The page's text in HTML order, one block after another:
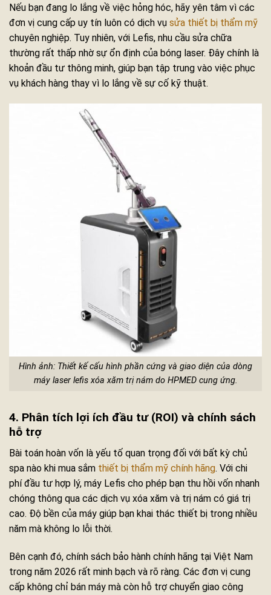
Nếu bạn đang lo lắng về việc hỏng hóc, hãy yên tâm vì các
đơn vị cung cấp uy tín luôn có dịch vụ sửa thiết bị thẩm mỹ
chuyên nghiệp. Tuy nhiên, với Lefis, nhu cầu sửa chữa
thường rất thấp nhờ sự ổn định của bóng laser. Đây chính là
khoản đầu tư thông minh, giúp bạn tập trung vào việc phục
vụ khách hàng thay vì lo lắng về sự cố kỹ thuật.
Hình ảnh: Thiết kế cấu hình phần cứng và giao diện của dòng
máy laser lefis xóa xăm trị nám do HPMED cung ứng.
4. Phân tích lợi ích đầu tư (ROI) và chính sách
hỗ trợ
Bài toán hoàn vốn là yếu tố quan trọng đối với bất kỳ chủ
spa nào khi mua sắm thiết bị thẩm mỹ chính hãng. Với chi
phí đầu tư hợp lý, máy Lefis cho phép bạn thu hồi vốn nhanh
chóng thông qua các dịch vụ xóa xăm và trị nám có giá trị
cao. Độ bền của máy giúp bạn khai thác thiết bị trong nhiều
năm mà không lo lỗi thời.
Bên cạnh đó, chính sách bảo hành chính hãng tại Việt Nam
trong năm 2026 rất minh bạch và rõ ràng. Các đơn vị cung
cấp không chỉ bán máy mà còn hỗ trợ chuyển giao công